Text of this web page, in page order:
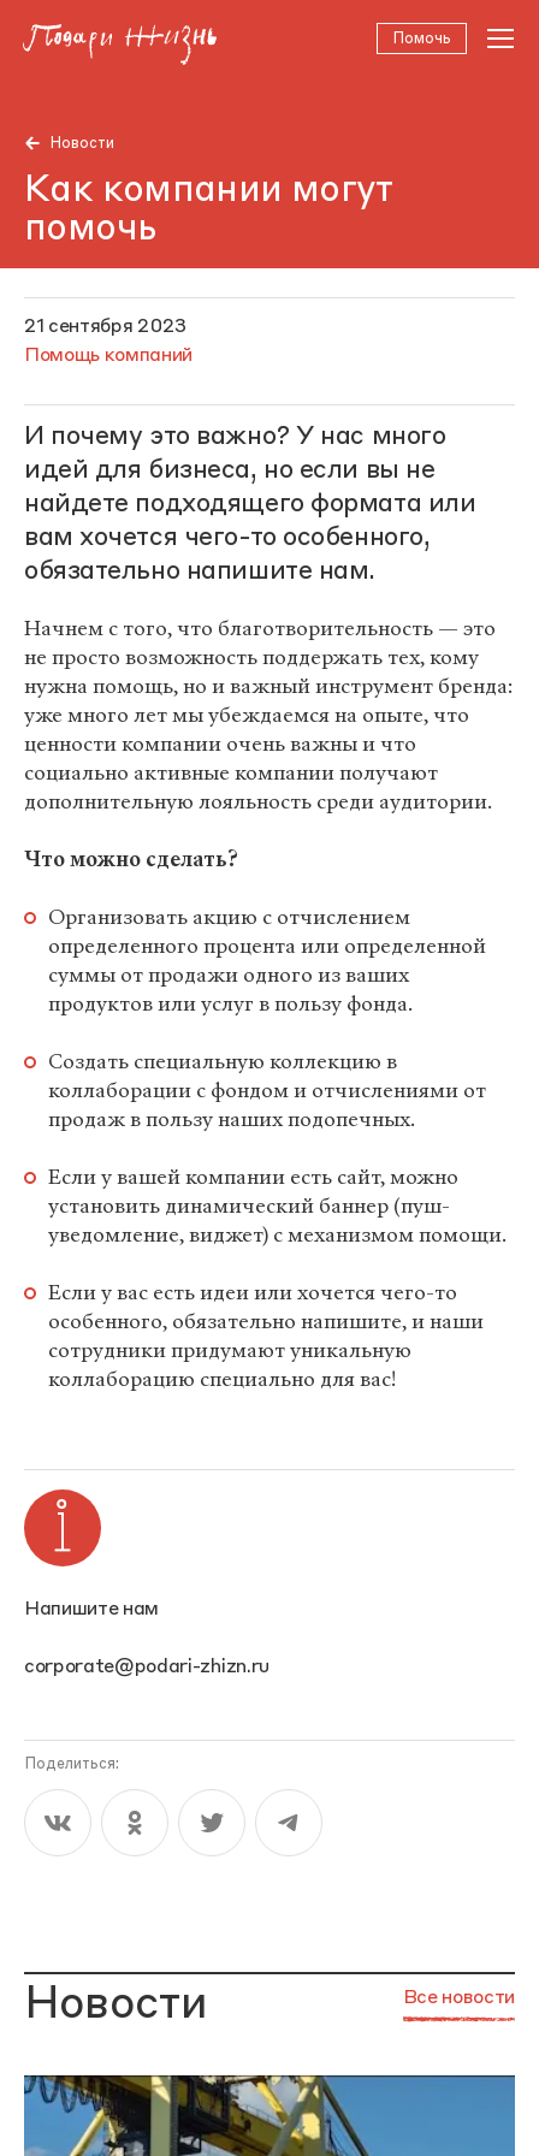
Помочь
Новости
Как компании могут
помочь
21 сентября 2023
Помощь компаний
И почему это важно? У нас много
идей для бизнеса, но если вы не
найдете подходящего формата или
вам хочется чего-то особенного,
обязательно напишите нам.
Начнем с того, что благотворительность — это
не просто возможность поддержать тех, кому
нужна помощь, но и важный инструмент бренда:
уже много лет мы убеждаемся на опыте, что
ценности компании очень важны и что
социально активные компании получают
дополнительную лояльность среди аудитории.
Что можно сделать?
Организовать акцию с отчислением
определенного процента или определенной
суммы от продажи одного из ваших
продуктов или услуг в пользу фонда.
Создать специальную коллекцию в
коллаборации с фондом и отчислениями от
продаж в пользу наших подопечных.
Если у вашей компании есть сайт, можно
установить динамический баннер (пуш-
уведомление, виджет) с механизмом помощи.
Если у вас есть идеи или хочется чего-то
особенного, обязательно напишите, и наши
сотрудники придумают уникальную
коллаборацию специально для вас!
Напишите нам
corporate@podari-zhizn.ru
Поделиться:
Новости Все новости